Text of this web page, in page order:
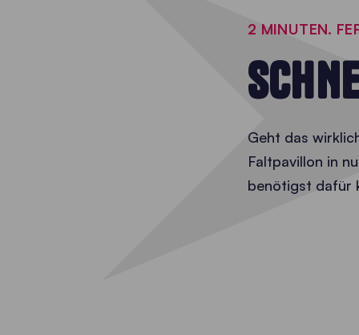
2 MINUTEN.
Geht das
Faltpavillon in
benötigst dafür